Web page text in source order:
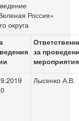
Россия»
округа
за
мероприятия
Лысенко А.В.